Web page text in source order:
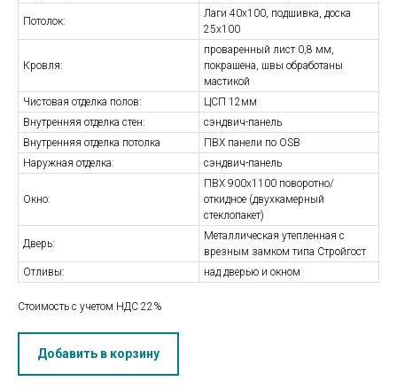
Потолок:
Лаги 40х100, подшивка, доска
25х100
Кровля:
проваренный лист 0,8 мм,
покрашена, швы обработаны
мастикой
Чистовая отделка полов:
ЦСП 12мм
Внутренняя отделка стен:
сэндвич-панель
Внутренняя отделка потолка
ПВХ панели по OSB
Наружная отделка:
сэндвич-панель
Окно:
ПВХ 900х1100 поворотно/
откидное (двухкамерный
стеклопакет)
Дверь:
Металлическая утепленная с
врезным замком типа Стройгост
Отливы:
над дверью и окном
Стоимость с учетом НДС 22%
Добавить в корзину